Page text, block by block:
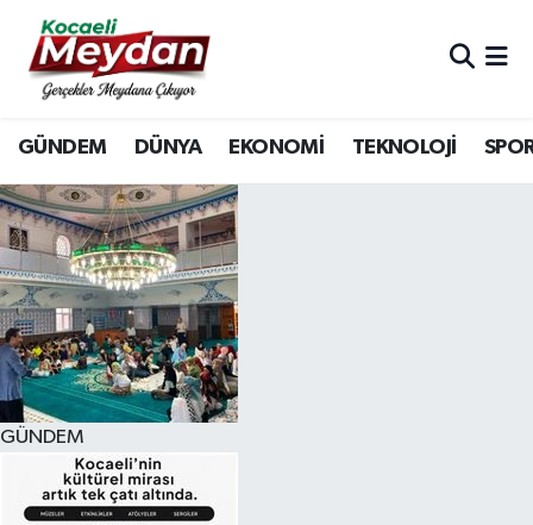
GÜNDEM DÜNYA EKONOMİ TEKNOLOJİ
GÜNDEM
Nöbetçi Eczaneler
Hava Durumu
Trafik Durumu
Süper Lig Puan Durumu ve Fikstür
Tüm Manşetler
Son Dakika Haberleri
Haber Arşivi